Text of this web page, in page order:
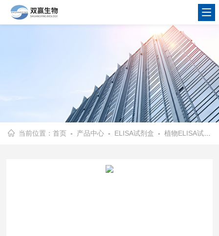
当前位置：首页 - 产品中心 - ELISA试剂盒 -植物ELISA试剂盒